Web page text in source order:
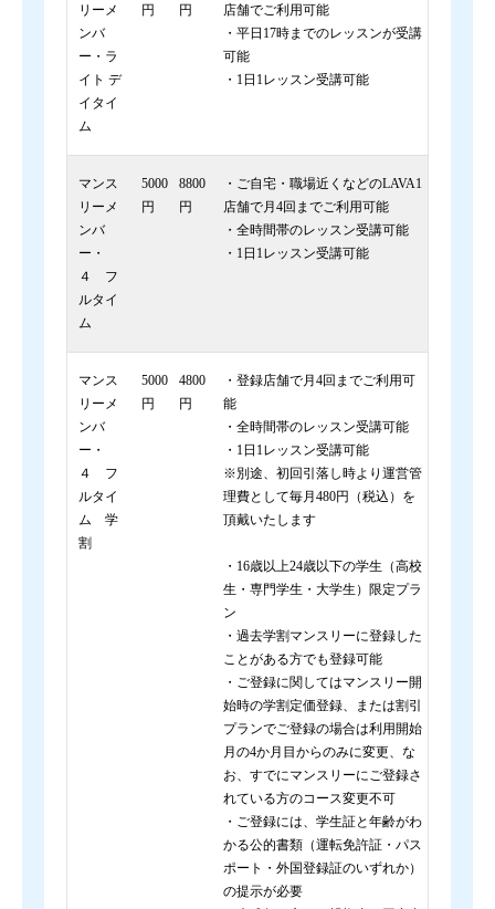
リーメ
ンバ
ー・ラ
イト デ
イタイ
ム
円
円
店舗でご利用可能
・平日17時までのレッスンが受講
可能
・1日1レッスン受講可能
マンス
リーメ
ンバ
ー・
４ フ
ルタイ
ム
5000
円
8800
円
・ご自宅・職場近くなどのLAVA1
店舗で月4回までご利用可能
・全時間帯のレッスン受講可能
・1日1レッスン受講可能
マンス
リーメ
ンバ
ー・
４ フ
ルタイ
ム 学
割
5000
円
4800
円
・登録店舗で月4回までご利用可
能
・全時間帯のレッスン受講可能
・1日1レッスン受講可能
※別途、初回引落し時より運営管
理費として毎月480円（税込）を
頂戴いたします
・16歳以上24歳以下の学生（高校
生・専門学生・大学生）限定プラ
ン
・過去学割マンスリーに登録した
ことがある方でも登録可能
・ご登録に関してはマンスリー開
始時の学割定価登録、または割引
プランでご登録の場合は利用開始
月の4か月目からのみに変更、な
お、すでにマンスリーにご登録さ
れている方のコース変更不可
・ご登録には、学生証と年齢がわ
かる公的書類（運転免許証・パス
ポート・外国登録証のいずれか）
の提示が必要